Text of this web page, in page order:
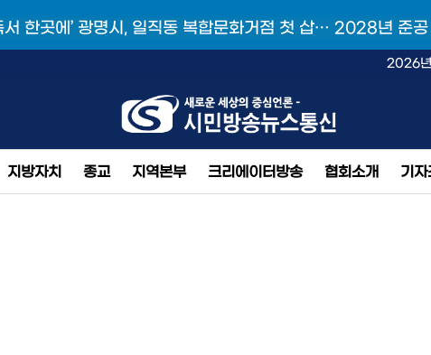
서 한곳에’ 광명시, 일직동 복합문화거점 첫 삽… 2028년 준
2026
지방자치 종교 지역본부 크리에이터방송 협회소개 기자